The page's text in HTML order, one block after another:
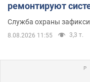
ремонтируют
Служба охраны
8.08.2026 11:55 3,3 т.